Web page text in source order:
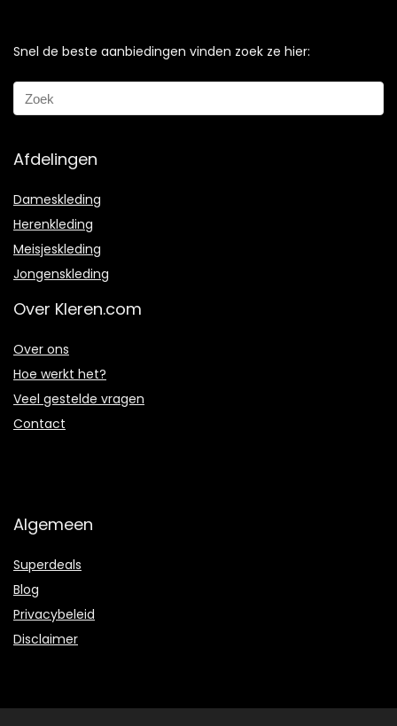
Snel de beste aanbiedingen vinden zoek ze hier:
Afdelingen
Dameskleding
Herenkleding
Meisjeskleding
Jongenskleding
Over Kleren.com
Over ons
Hoe werkt het?
Veel gestelde vragen
Contact
Algemeen
Superdeals
Blog
Privacybeleid
Disclaimer